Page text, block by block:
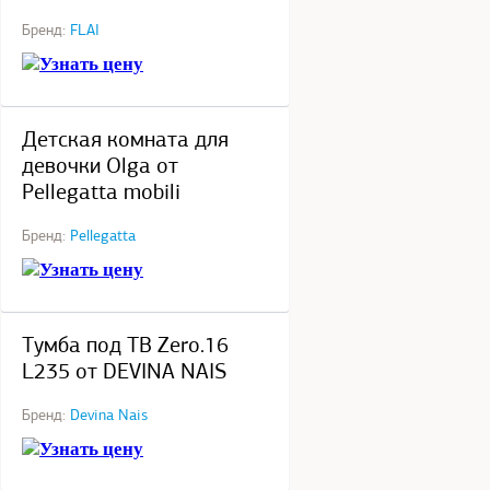
Бренд: FLAI
Узнать цену
Детская комната для
девочки Olga от
Pellegatta mobili
Бренд: Pellegatta
Узнать цену
Тумба под ТВ Zero.16
L235 от DEVINA NAIS
Бренд: Devina Nais
Узнать цену